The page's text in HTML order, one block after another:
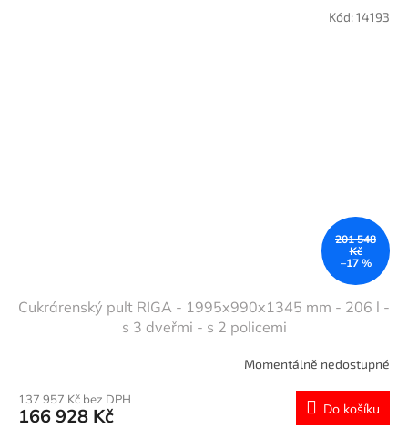
201 548
Kč
–17 %
Cukrárenský pult RIGA - 1995x990x1345 mm - 206 l -
s 3 dveřmi - s 2 policemi
Momentálně nedostupné
137 957 Kč bez DPH
166 928 Kč Do košíku
Kód:14193